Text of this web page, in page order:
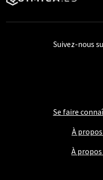
Se faire
À
À
Suivez-nous